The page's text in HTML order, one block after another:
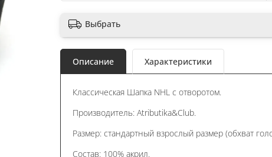
Выбрать
Описание Характеристики
Классическая Шапка NHL с отворотом.
Производитель: Atributika&Club.
Размер: стандартный взрослый размер (обхват
Состав: 100% акрил.